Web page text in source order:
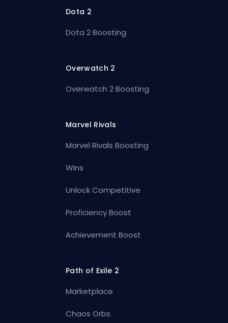
Dota 2
Dota 2 Boosting
Overwatch 2
Overwatch 2 Boosting
Marvel Rivals
Marvel Rivals Boosting
Wins
Unlock Competitive
Proficiency Boost
Achievement Boost
Path of Exile 2
Marketplace
Chaos Orbs